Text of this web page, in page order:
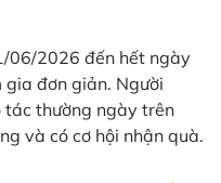
06/2026 đến hết ngày
đơn giản. Người
tác thường ngày trên
và có cơ hội nhận quà.